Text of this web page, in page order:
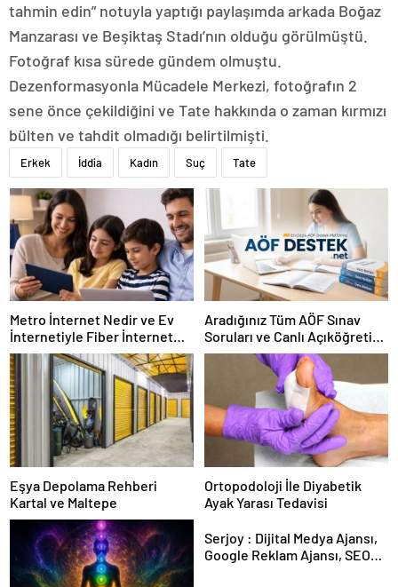
tahmin edin” notuyla yaptığı paylaşımda arkada Boğaz
Manzarası ve Beşiktaş Stadı’nın olduğu görülmüştü.
Fotoğraf kısa sürede gündem olmuştu.
Dezenformasyonla Mücadele Merkezi, fotoğrafın 2
sene önce çekildiğini ve Tate hakkında o zaman kırmızı
bülten ve tahdit olmadığı belirtilmişti.
Erkek İddia Kadın Suç Tate
Metro İnternet Nedir ve Ev
İnternetiyle Fiber İnternet
Arasındaki Farklar
Aradığınız Tüm AÖF Sınav
Soruları ve Canlı Açıköğretim
Forumu Burada
Eşya Depolama Rehberi
Kartal ve Maltepe
Ortopodoloji İle Diyabetik
Ayak Yarası Tedavisi
Serjoy : Dijital Medya Ajansı,
Google Reklam Ajansı, SEO